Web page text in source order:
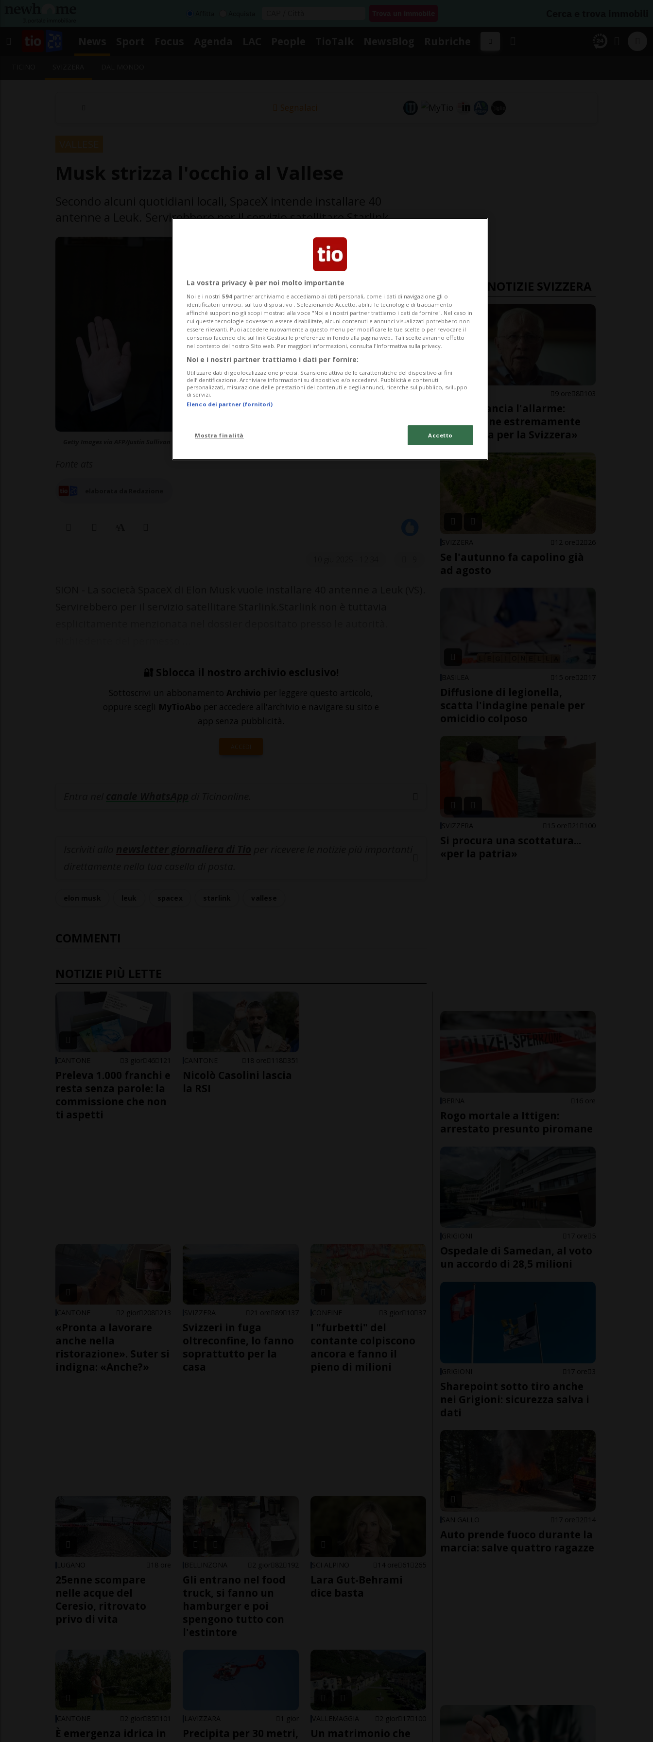
Segnalaci
antenne a Leuk. Servirebbero per il servizio satellitare Starlink.
🔐 Sblocca il nostro archivio esclusivo!
Sottoscrivi un abbonamento Archivio per leggere questo articolo,
oppure scegli MyTioAbo per accedere all'archivio e navigare su sito e
app senza pubblicità.
ACCEDI
COMMENTI
NOTIZIE PIÙ LETTE
CANTONE 3 gior 46 121
Preleva 1.000 franchi e
resta senza parole: la
commissione che non
ti aspetti
CANTONE 18 ore 118 351
Nicolò Casolini lascia
la RSI
CANTONE 2 gior 208 213
«Pronta a lavorare
anche nella
ristorazione». Suter si
indigna: «Anche?»
SVIZZERA 21 ore 89 137
Svizzeri in fuga
oltreconfine, lo fanno
soprattutto per la
casa
CONFINE 3 gior 10 37
I "furbetti" del
contante colpiscono
ancora e fanno il
pieno di milioni
LUGANO 18 ore
25enne scompare
nelle acque del
Ceresio, ritrovato
privo di vita
BELLINZONA 2 gior 82 192
Gli entrano nel food
truck, si fanno un
hamburger e poi
spengono tutto con
l'estintore
SCI ALPINO 14 ore 61 265
Lara Gut-Behrami
dice basta
CANTONE 2 gior 85 101
È emergenza idrica in
LAVIZZARA 1 gior
Precipita per 30 metri,
VALLEMAGGIA 2 gior 17 100
Un matrimonio che
ULTIME NOTIZIE SVIZZERA
SVIZZERA 9 ore 8 103
Blocher lancia l'allarme:
«Situazione estremamente
pericolosa per la Svizzera»
SVIZZERA 12 ore 2 26
Se l'autunno fa capolino già
ad agosto
BASILEA 15 ore 2 17
Diffusione di legionella,
scatta l'indagine penale per
omicidio colposo
SVIZZERA 15 ore 21 100
Si procura una scottatura...
«per la patria»
BERNA 16 ore
Rogo mortale a Ittigen:
arrestato presunto piromane
GRIGIONI 17 ore 5
Ospedale di Samedan, al voto
un accordo di 28,5 milioni
GRIGIONI 17 ore 3
Sharepoint sotto tiro anche
nei Grigioni: sicurezza salva i
dati
SAN GALLO 17 ore 2 14
Auto prende fuoco durante la
marcia: salve quattro ragazze
La vostra privacy è per noi molto importante
Noi e i nostri 594 partner archiviamo e accediamo ai dati personali, come i dati di navigazione gli o
identificatori univoci, sul tuo dispositivo . Selezionando Accetto, abiliti le tecnologie di tracciamento
affinché supportino gli scopi mostrati alla voce "Noi e i nostri partner trattiamo i dati da fornire". Nel caso in
cui queste tecnologie dovessero essere disabilitate, alcuni contenuti e annunci visualizzati potrebbero non
essere rilevanti. Puoi accedere nuovamente a questo menu per modificare le tue scelte o per revocare il
consenso facendo clic sul link Gestisci le preferenze in fondo alla pagina web.. Tali scelte avranno effetto
nel contesto del nostro Sito web. Per maggiori informazioni, consulta l'Informativa sulla privacy.
Noi e i nostri partner trattiamo i dati per fornire:
Utilizzare dati di geolocalizzazione precisi. Scansione attiva delle caratteristiche del dispositivo ai fini
dell’identificazione. Archiviare informazioni su dispositivo e/o accedervi. Pubblicità e contenuti
personalizzati, misurazione delle prestazioni dei contenuti e degli annunci, ricerche sul pubblico, sviluppo
di servizi.
Elenco dei partner (fornitori)
Mostra finalità Accetto